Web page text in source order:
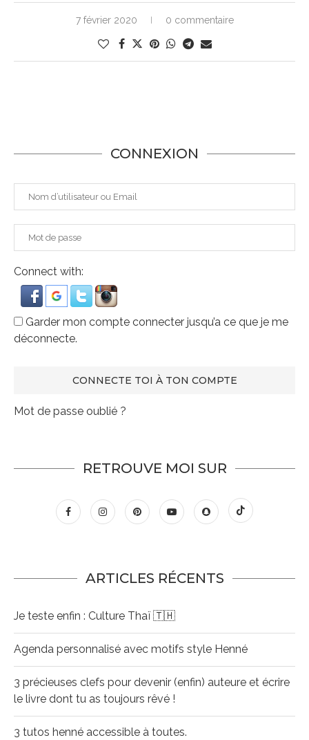
7 février 2020 0 commentaire
CONNEXION
Connect with:
Garder mon compte connecter jusqu’a ce que je me
déconnecte.
Mot de passe oublié ?
RETROUVE MOI SUR
ARTICLES RÉCENTS
Je teste enfin : Culture Thaï 🇹🇭
Agenda personnalisé avec motifs style Henné
3 précieuses clefs pour devenir (enfin) auteure et écrire
le livre dont tu as toujours rêvé !
3 tutos henné accessible à toutes.